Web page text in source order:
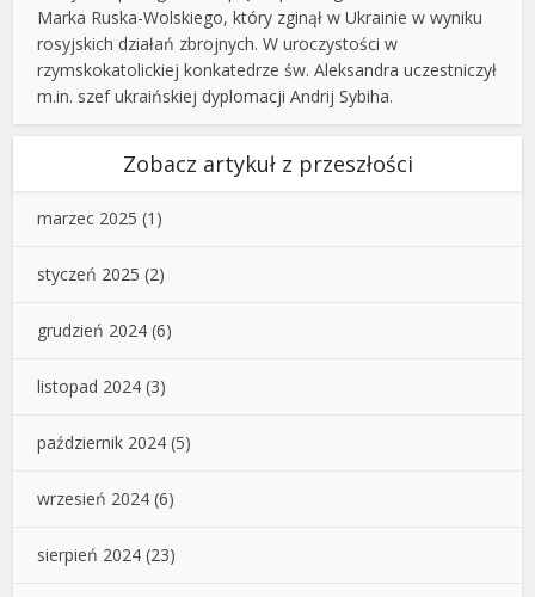
Marka Ruska-Wolskiego, który zginął w Ukrainie w wyniku
rosyjskich działań zbrojnych. W uroczystości w
rzymskokatolickiej konkatedrze św. Aleksandra uczestniczył
m.in. szef ukraińskiej dyplomacji Andrij Sybiha.
Zobacz artykuł z przeszłości
marzec 2025 (1)
styczeń 2025 (2)
grudzień 2024 (6)
listopad 2024 (3)
październik 2024 (5)
wrzesień 2024 (6)
sierpień 2024 (23)